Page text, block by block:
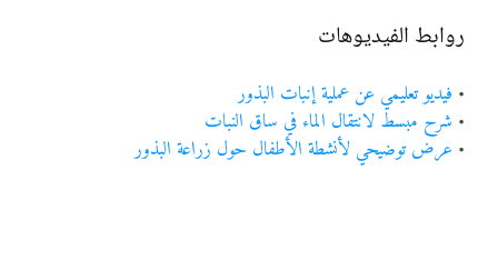
روابط الفيديوهات
• فيديو تعليمي عن عملية إنبات البذور
• شرح مبسط لانتقال الماء في ساق النبات
• عرض توضيحي لأنشطة الأطفال حول زراعة البذور